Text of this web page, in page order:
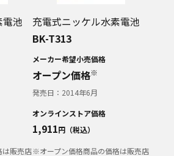
池
販売店
充電式ニッケル水素電池
BK-T313
メーカー希望小売価格
オープン価格※
発売日： 2014年6月
オンラインストア価格
1,911円（税込）
※オープン価格商品の価格は販売店